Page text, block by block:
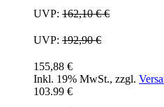
UVP: 162,10 €€
UVP: 192,90 €
155,88 €
Inkl. 19% MwSt., zzgl.
103.99 €